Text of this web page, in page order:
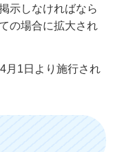
示しなければなら
の場合に拡大され
月1日より施行され